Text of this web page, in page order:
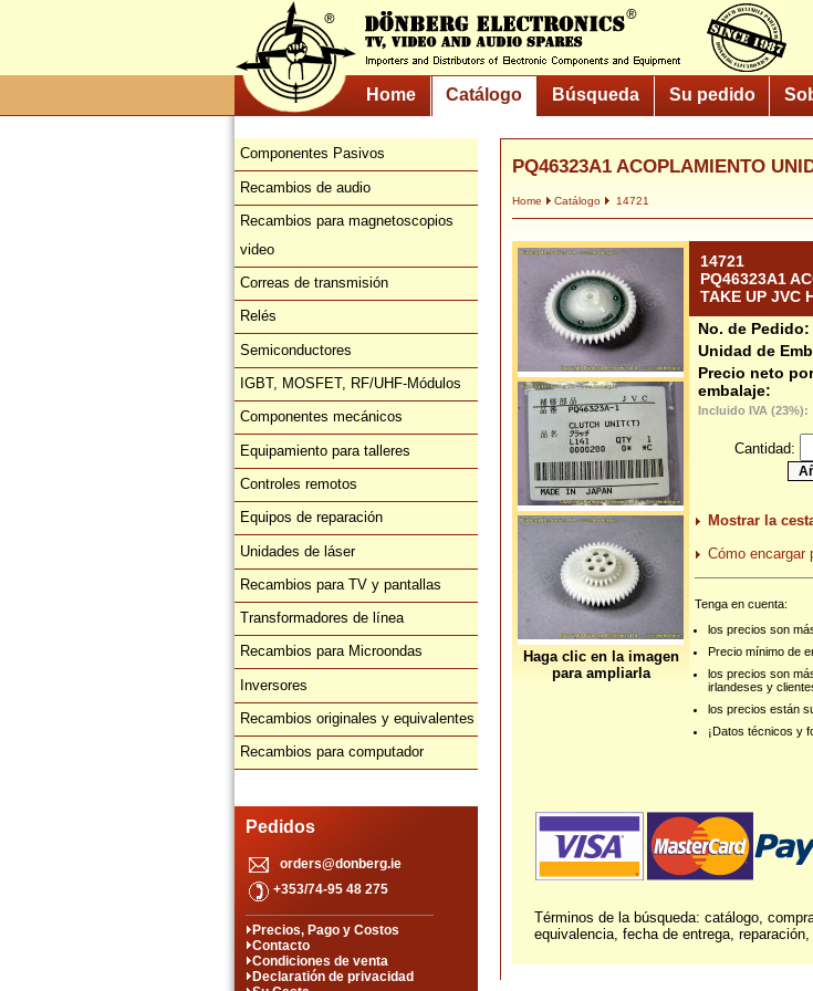
Home Catálogo Búsqueda Su pedido
Componentes Pasivos
Recambios de audio
Recambios para magnetoscopios
video
Correas de transmisión
Relés
Semiconductores
IGBT, MOSFET, RF/UHF-Módulos
Componentes mecánicos
Equipamiento para talleres
Controles remotos
Equipos de reparación
Unidades de láser
Recambios para TV y pantallas
Transformadores de línea
Recambios para Microondas
Inversores
Recambios originales y equivalentes
Recambios para computador
Pedidos
orders@donberg.ie
+353/74-95 48 275
Precios, Pago y Costos
Contacto
Condiciones de venta
Declaratión de privacidad
PQ46323A1 ACOPLAMIENTO
Home Catálogo 14721
Haga clic en la imagen
para ampliarla
14721
PQ46323A1
TAKE UP JVC
No. de Pedido:
Unidad de
Precio neto por
embalaje:
Incluido IVA (23%):
Cantidad:
Mostrar la
Cómo encargar
Tenga en cuenta:
los precios son
Precio mínimo de
los precios son
irlandeses y
los precios están
¡Datos técnicos y
Términos de la búsqueda: catálogo,
equivalencia, fecha de entrega,